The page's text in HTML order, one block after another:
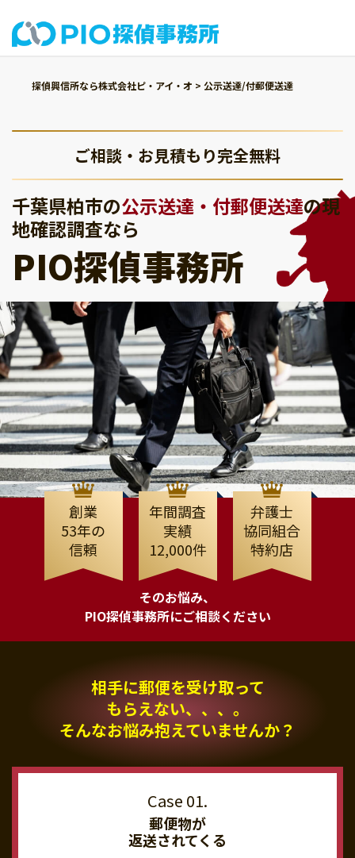
探偵興信所なら株式会社ピ・アイ・オ > 公示送達/付郵便送達
ご相談・お見積もり完全無料
千葉県柏市の公示送達・付郵便送達の現
地確認調査なら
PIO探偵事務所
創業
53年の
信頼
年間調査
実績
12,000件
弁護士
協同組合
特約店
そのお悩み、
PIO探偵事務所にご相談ください
相手に郵便を受け取って
もらえない、、、。
そんなお悩み抱えていませんか？
郵便物が
返送されてくる